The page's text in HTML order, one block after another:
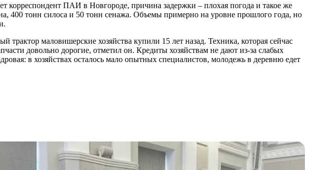
корреспондент ПАИ в Новгороде, причина задержки – плохая погода и такое же
400 тонн силоса и 50 тонн сенажа. Объемы примерно на уровне прошлого года, но
трактор маловишерские хозяйства купили 15 лет назад. Техника, которая сейчас
довольно дорогие, отметил он. Кредиты хозяйствам не дают из-за слабых
в хозяйствах осталось мало опытных специалистов, молодежь в деревню едет